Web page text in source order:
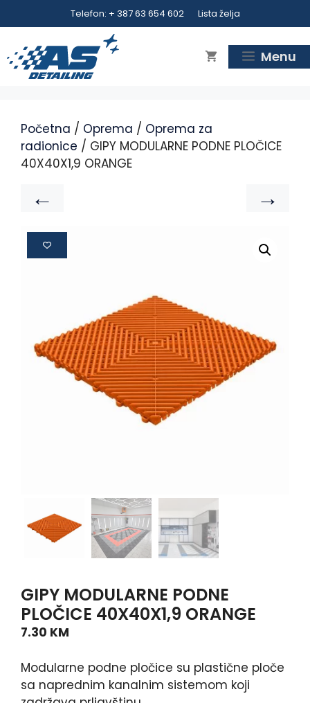
Telefon: + 387 63 654 602 Lista želja
Menu
Početna / Oprema / Oprema za
radionice / GIPY MODULARNE PODNE PLOČICE
40X40X1,9 ORANGE
← →
GIPY MODULARNE PODNE
PLOČICE 40X40X1,9 ORANGE
7.30 KM
Modularne podne pločice su plastične ploče
sa naprednim kanalnim sistemom koji